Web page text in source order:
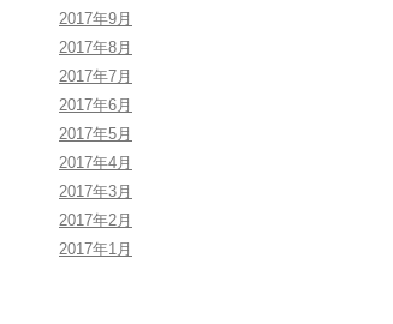
2017年9月
2017年8月
2017年7月
2017年6月
2017年5月
2017年4月
2017年3月
2017年2月
2017年1月